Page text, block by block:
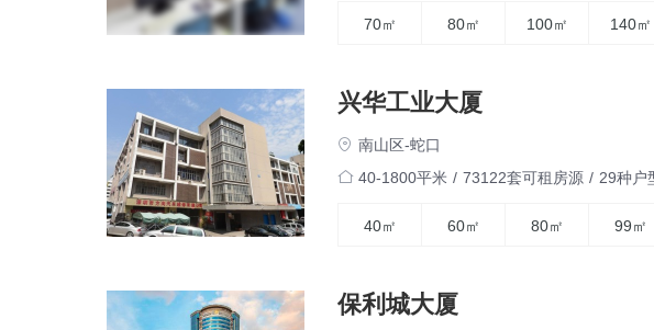
70㎡ 80㎡ 100㎡ 140㎡
兴华工业大厦
南山区-蛇口
40-1800平米 / 73122套可租房源 / 29种户
40㎡ 60㎡ 80㎡ 99㎡
保利城大厦